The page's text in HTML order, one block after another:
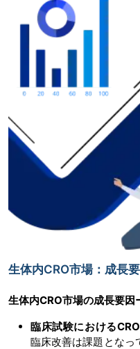
生体内CRO市場：成長
生体内CRO市場の成長要因
臨床試験における
臨床改善は課題となっ